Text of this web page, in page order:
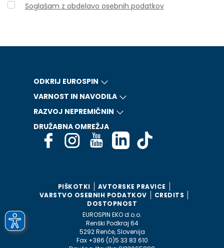
Soglašam z obdelavo osebnih podatkov
ODKRIJ EUROSPIN
VARNOST IN NAVODILA
RAZVOJ NEPREMIČNIN
DRUŽABNA OMREŽJA
PIŠKOTKI
AVTORSKE PRAVICE
VARSTVO OSEBNIH PODATKOV
CREDITS
DOSTOPNOST
EUROSPIN EKO d.o.o.
Renški Podkraj 64
5292 Renče, Slovenija
Fax +386 (0)5 33 83 610